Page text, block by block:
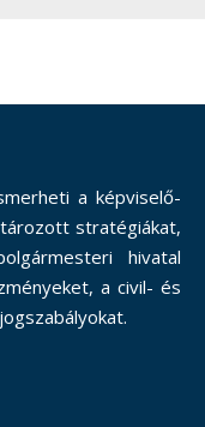
a képviselő-
stratégiákat,
hivatal
a civil- és